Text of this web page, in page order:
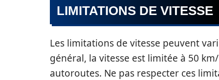
LIMITATIONS DE VITESSE
Les limitations de vitesse peuvent
général, la vitesse est limitée à 50
autoroutes. Ne pas respecter ces